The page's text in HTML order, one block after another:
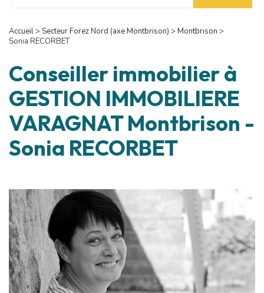
Accueil> Secteur Forez Nord (axe Montbrison) > Montbrison >
Sonia RECORBET
Conseiller immobilier à
GESTION IMMOBILIERE
VARAGNAT Montbrison -
Sonia RECORBET